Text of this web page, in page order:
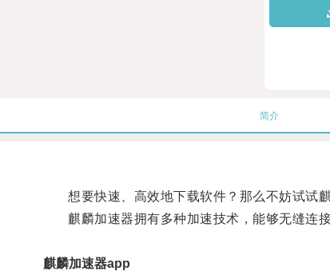
简介
想要快速、高效地下载软件？那么不妨试试麒
麒麟加速器拥有多种加速技术，能够无缝连接
麒麟加速器app